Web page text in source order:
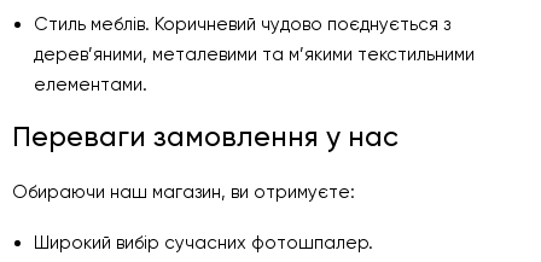
Стиль меблів. Коричневий чудово поєднується з
дерев’яними, металевими та м’якими текстильними
елементами.
Переваги замовлення у нас
Обираючи наш магазин, ви отримуєте:
Широкий вибір сучасних фотошпалер.